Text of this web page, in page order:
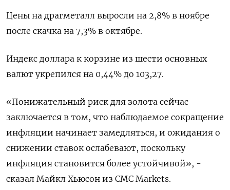
Цены на драгметалл выросли на 2,8% в ноябре
после скачка на 7,3% в октябре.
Индекс доллара к корзине из шести основных
валют укрепился на 0,44% до 103,27​.
«Понижательный риск для золота сейчас
заключается в том, что наблюдаемое сокращение
инфляции начинает замедляться, и ожидания о
снижении ставок ослабевают, поскольку
инфляция становится более устойчивой», -
сказал Майкл Хьюсон из CMC Markets.